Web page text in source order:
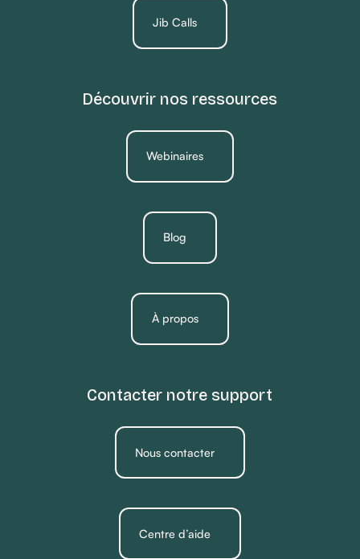
Jib Calls
Découvrir nos ressources
Webinaires
Blog
À propos
Contacter notre support
Nous contacter
Centre d’aide